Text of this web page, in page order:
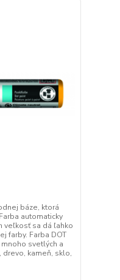
báze, ktorá
automaticky
veľkosť sa dá ľahko
farby. Farba DOT
svetlých a
drevo, kameň, sklo,